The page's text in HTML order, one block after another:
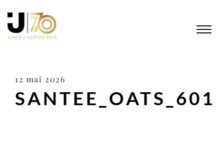
12 mai 2026
SANTEE_OATS_601